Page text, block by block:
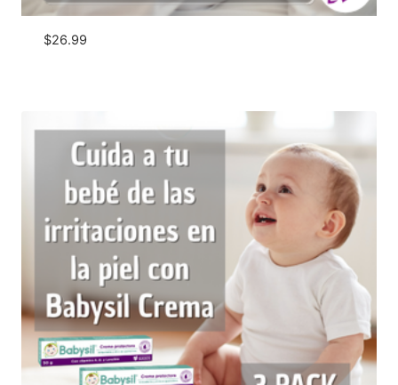
$26.99